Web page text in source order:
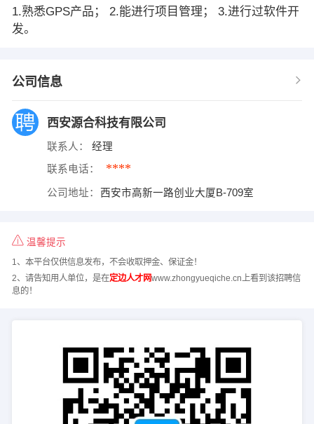
1.熟悉GPS产品； 2.能进行项目管理； 3.进行过软件开
发。
公司信息
西安源合科技有限公司
联系人： 经理
联系电话： ****
公司地址： 西安市高新一路创业大厦B-709室
温馨提示
1、本平台仅供信息发布，不会收取押金、保证金！
2、请告知用人单位，是在定边人才网www.zhongyueqiche.cn上看到该招聘信
息的！